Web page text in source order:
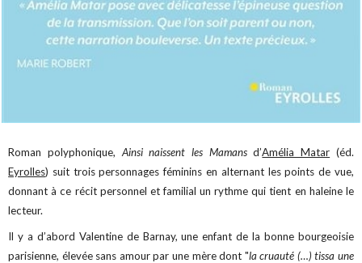
Roman polyphonique, Ainsi naissent les Mamansd’Amélia Matar (éd.
Eyrolles) suit trois personnages féminins en alternant les points de vue,
donnant à ce récit personnel et familial un rythme qui tient en haleine le
lecteur.
Il y a d’abord Valentine de Barnay, une enfant de la bonne bourgeoisie
parisienne, élevée sans amour par une mère dont "la cruauté (…) tissa une